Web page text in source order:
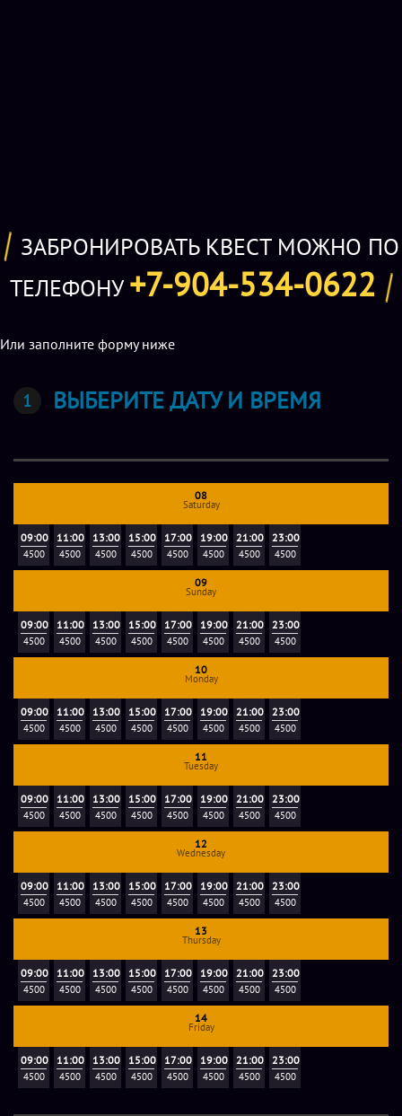
ЗАБРОНИРОВАТЬ КВЕСТ МОЖНО ПО
ТЕЛЕФОНУ+7-904-534-0622
Или заполните форму ниже
ВЫБЕРИТЕ ДАТУ И ВРЕМЯ
08
Saturday
09:00
4500
11:00
4500
13:00
4500
15:00
4500
17:00
4500
19:00
4500
21:00
4500
23:00
4500
09
Sunday
09:00
4500
11:00
4500
13:00
4500
15:00
4500
17:00
4500
19:00
4500
21:00
4500
23:00
4500
10
Monday
09:00
4500
11:00
4500
13:00
4500
15:00
4500
17:00
4500
19:00
4500
21:00
4500
23:00
4500
11
Tuesday
09:00
4500
11:00
4500
13:00
4500
15:00
4500
17:00
4500
19:00
4500
21:00
4500
23:00
4500
12
Wednesday
09:00
4500
11:00
4500
13:00
4500
15:00
4500
17:00
4500
19:00
4500
21:00
4500
23:00
4500
13
Thursday
09:00
4500
11:00
4500
13:00
4500
15:00
4500
17:00
4500
19:00
4500
21:00
4500
23:00
4500
14
Friday
09:00
4500
11:00
4500
13:00
4500
15:00
4500
17:00
4500
19:00
4500
21:00
4500
23:00
4500